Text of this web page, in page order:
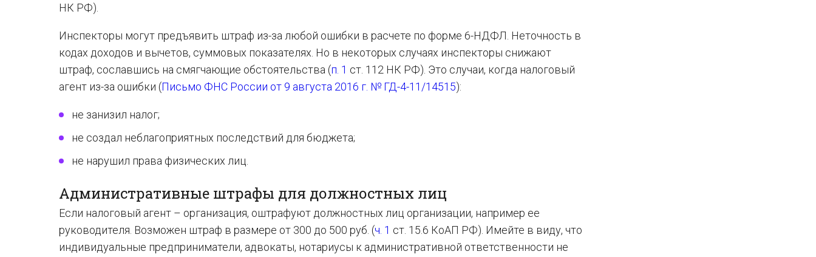
НК РФ).
Инспекторы могут предъявить штраф из-за любой ошибки в расчете по форме 6-НДФЛ. Неточность в
кодах доходов и вычетов, суммовых показателях. Но в некоторых случаях инспекторы снижают
штраф, сославшись на смягчающие обстоятельства (п. 1 ст. 112 НК РФ). Это случаи, когда налоговый
агент из-за ошибки (Письмо ФНС России от 9 августа 2016 г. № ГД-4-11/14515):
не занизил налог;
не создал неблагоприятных последствий для бюджета;
не нарушил права физических лиц.
Административные штрафы для должностных лиц
Если налоговый агент – организация, оштрафуют должностных лиц организации, например ее
руководителя. Возможен штраф в размере от 300 до 500 руб. (ч. 1 ст. 15.6 КоАП РФ). Имейте в виду, что
индивидуальные предприниматели, адвокаты, нотариусы к административной ответственности не